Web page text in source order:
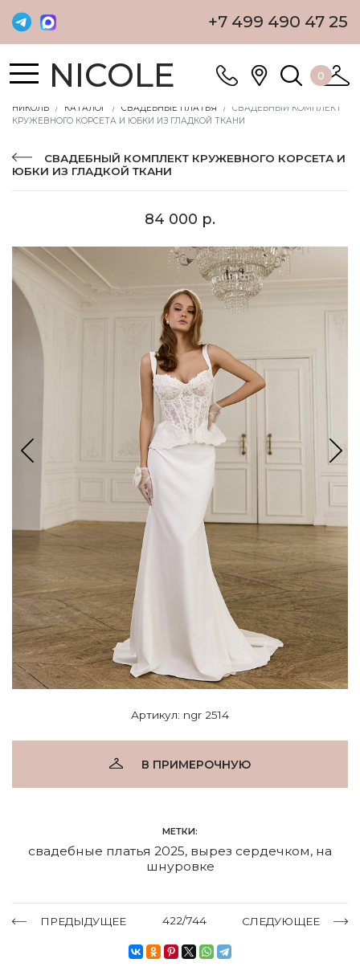
+7 499 490 47 25
NICOLE 0
НИКОЛЬ КАТАЛОГ СВАДЕБНЫЕ ПЛАТЬЯ
СВАДЕБНЫЙ КОМПЛЕКТ
КРУЖЕВНОГО КОРСЕТА И ЮБКИ ИЗ ГЛАДКОЙ ТКАНИ
СВАДЕБНЫЙ КОМПЛЕКТ КРУЖЕВНОГО КОРСЕТА И
ЮБКИ ИЗ ГЛАДКОЙ ТКАНИ
84 000 р.
Артикул: ngr 2514
В ПРИМЕРОЧНУЮ
МЕТКИ:
свадебные платья 2025, вырез сердечком, на
шнуровке
ПРЕДЫДУЩЕЕ 422/744 СЛЕДУЮЩЕЕ